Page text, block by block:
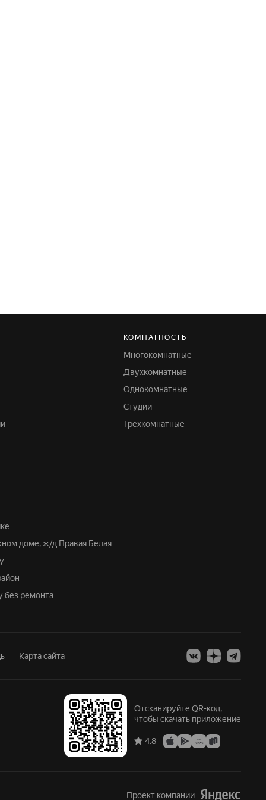
КОМНАТНОСТЬ
Многокомнатные
Двухкомнатные
Однокомнатные
Студии
Трехкомнатные
доме, ж/д Правая Белая
без ремонта
Карта сайта
Отсканируйте QR-код,
чтобы скачать приложение
4.8
Проект компании